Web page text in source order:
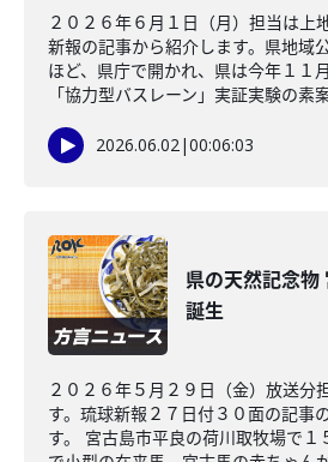
２０２６年６月１日（月）担当は上
新報の記事から紹介します。県地域
ほど、県庁で開かれ、県は今年１１
「協力型バスレーン」実証実験の素
2026.06.02|00:06:03
県の天然記念物
誕生
２０２６年５月２９日（金）放送分
す。琉球新報２７日付３０面の記事
す。 宮古島市平良の荷川取牧場で